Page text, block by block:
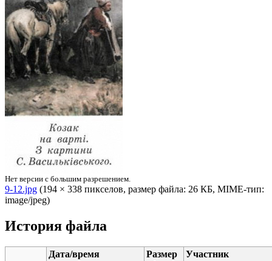
Нет версии с большим разрешением.
9-12.jpg ‎ (194 × 338 пикселов, размер файла: 26 КБ, MIME-тип:
image/jpeg)
История файла
Дата/время
Размер
Участник